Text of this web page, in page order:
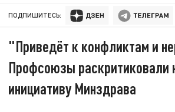
ПОДПИШИТЕСЬ:
"Приведёт к конфликтам и
Профсоюзы раскритиковали
инициативу Минздрава